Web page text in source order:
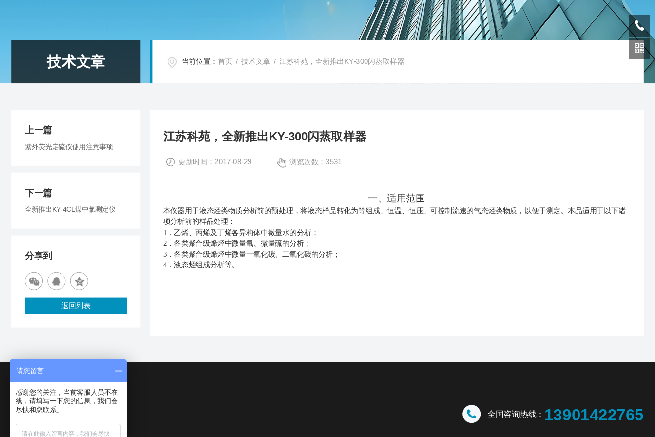
技术文章 当前位置： 首页 / 技术文章 / 江苏科苑，全新推出KY-300闪蒸取样器
江苏科苑，全新推出KY-300闪蒸取样器
更新时间：2017-08-29 浏览次数：3531
一、适用范围
本仪器用于液态烃类物质分析前的预处理，将液态样品转化为等组成、恒温、恒压、可控制流速的气态烃类物质，以便于测定。本品适用于以下诸
项分析前的样品处理：
1．乙烯、丙烯及丁烯各异构体中微量水的分析；
2．各类聚合级烯烃中微量氧、微量硫的分析；
3．各类聚合级烯烃中微量一氧化碳、二氧化碳的分析；
4．液态烃组成分析等。
上一篇
紫外荧光定硫仪使用注意事项
下一篇
全新推出KY-4CL煤中氯测定仪
分享到
返回列表
全国咨询热线： 13901422765
请您留言
感谢您的关注，当前客服人员不在
线，请填写一下您的信息，我们会
尽快和您联系。